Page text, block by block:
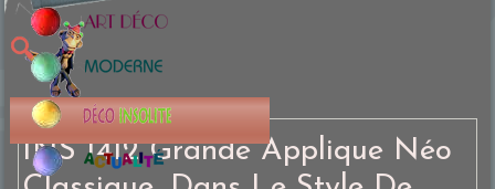
INS 1412 Grande Applique Néo